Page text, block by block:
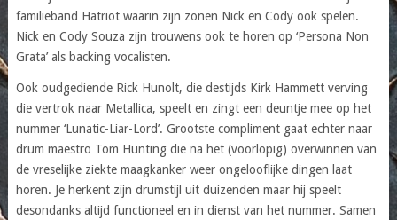
familieband Hatriot waarin zijn zonen Nick en Cody ook spelen.
Nick en Cody Souza zijn trouwens ook te horen op ‘Persona Non
Grata’ als backing vocalisten.
Ook oudgediende Rick Hunolt, die destijds Kirk Hammett verving
die vertrok naar Metallica, speelt en zingt een deuntje mee op het
nummer ‘Lunatic-Liar-Lord’. Grootste compliment gaat echter naar
drum maestro Tom Hunting die na het (voorlopig) overwinnen van
de vreselijke ziekte maagkanker weer ongelooflijke dingen laat
horen. Je herkent zijn drumstijl uit duizenden maar hij speelt
desondanks altijd functioneel en in dienst van het nummer. Samen